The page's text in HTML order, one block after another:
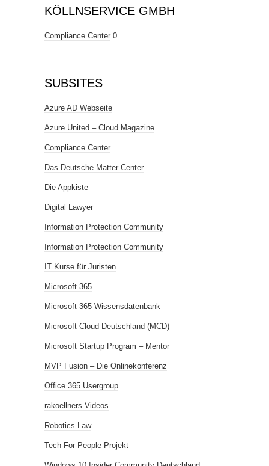
KÖLLNSERVICE GMBH
Compliance Center 0
SUBSITES
Azure AD Webseite
Azure United – Cloud Magazine
Compliance Center
Das Deutsche Matter Center
Die Appkiste
Digital Lawyer
Information Protection Community
Information Protection Community
IT Kurse für Juristen
Microsoft 365
Microsoft 365 Wissensdatenbank
Microsoft Cloud Deutschland (MCD)
Microsoft Startup Program – Mentor
MVP Fusion – Die Onlinekonferenz
Office 365 Usergroup
rakoellners Videos
Robotics Law
Tech-For-People Projekt